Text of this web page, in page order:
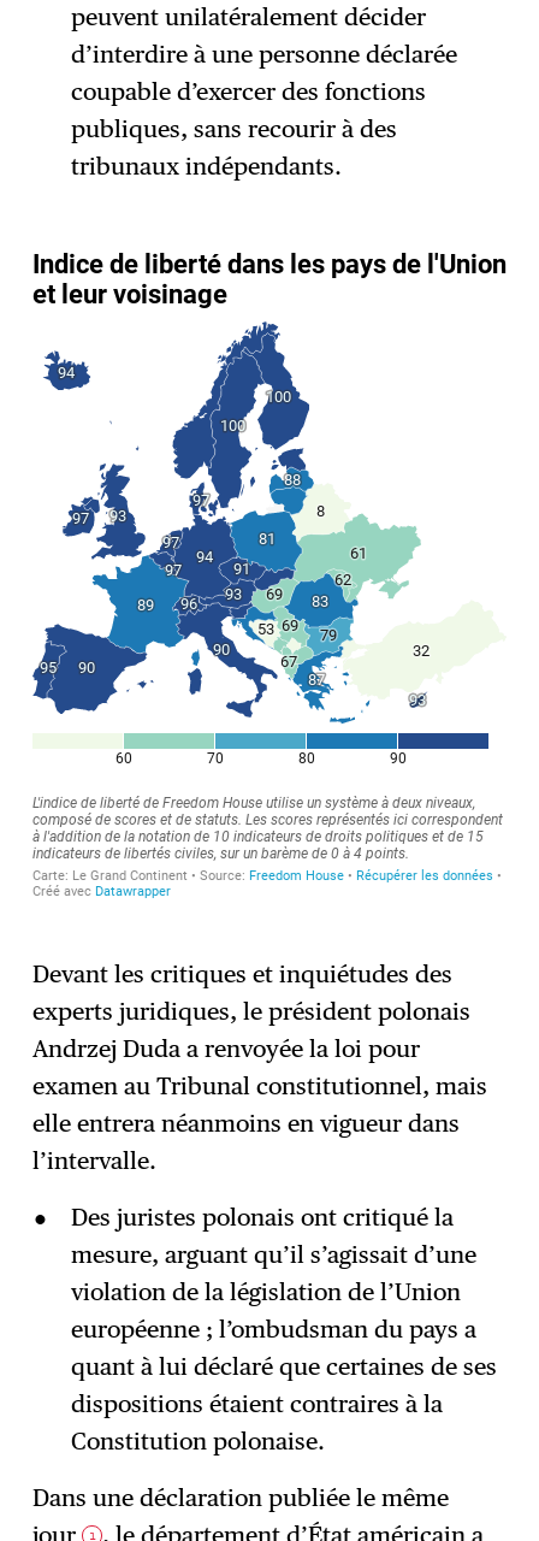
peuvent unilatéralement décider
d’interdire à une personne déclarée
coupable d’exercer des fonctions
publiques, sans recourir à des
tribunaux indépendants.
Devant les critiques et inquiétudes des
experts juridiques, le président polonais
Andrzej Duda a renvoyée la loi pour
examen au Tribunal constitutionnel, mais
elle entrera néanmoins en vigueur dans
l’intervalle.
Des juristes polonais ont critiqué la
mesure, arguant qu’il s’agissait d’une
violation de la législation de l’Union
européenne ; l’ombudsman du pays a
quant à lui déclaré que certaines de ses
dispositions étaient contraires à la
Constitution polonaise.
Dans une déclaration publiée le même
jour 1 , le département d’État américain a